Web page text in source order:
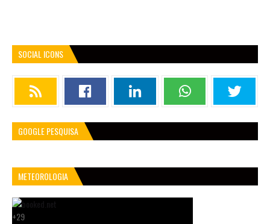
SOCIAL ICONS
GOOGLE PESQUISA
METEOROLOGIA
+29